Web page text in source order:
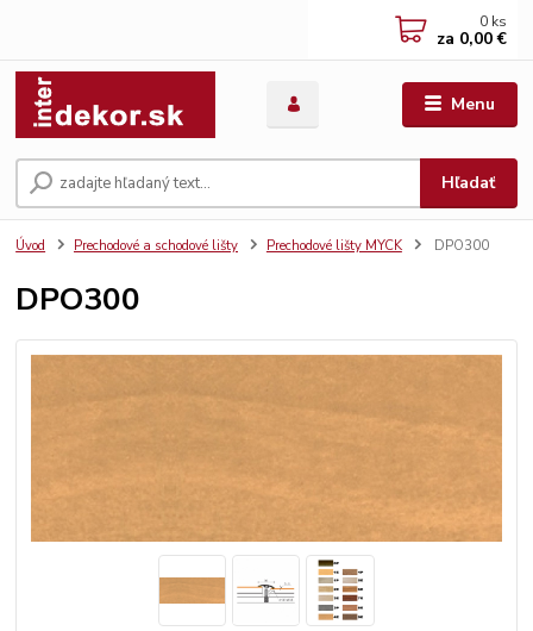
Menu
Hľadať
0 ks
za 0,00 €
Úvod Prechodové a schodové lišty Prechodové lišty MYCK DPO300
DPO300